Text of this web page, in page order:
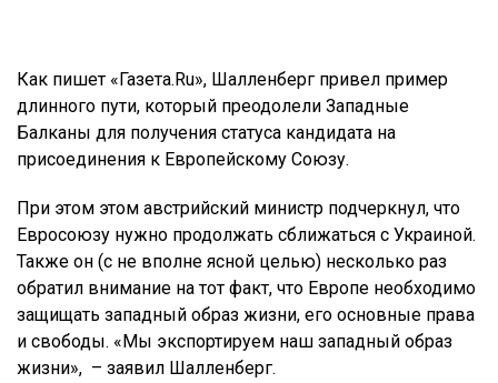
Как пишет «Газета.Ru», Шалленберг привел пример
длинного пути, который преодолели Западные
Балканы для получения статуса кандидата на
присоединения к Европейскому Союзу.
При этом этом австрийский министр подчеркнул, что
Евросоюзу нужно продолжать сближаться с Украиной.
Также он (с не вполне ясной целью) несколько раз
обратил внимание на тот факт, что Европе необходимо
защищать западный образ жизни, его основные права
и свободы. «Мы экспортируем наш западный образ
жизни», – заявил Шалленберг.